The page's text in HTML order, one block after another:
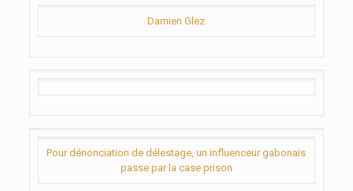
Damien Glez
Pour dénonciation de délestage, un influenceur gabonais
passe par la case prison